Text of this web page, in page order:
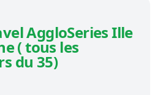
AggloSeries Ille
( tous les
du 35)